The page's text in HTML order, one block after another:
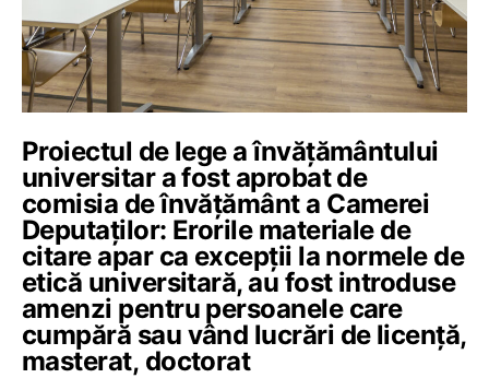
Proiectul de lege a învățământului
universitar a fost aprobat de
comisia de învățământ a Camerei
Deputaților: Erorile materiale de
citare apar ca excepții la normele de
etică universitară, au fost introduse
amenzi pentru persoanele care
cumpără sau vând lucrări de licență,
masterat, doctorat